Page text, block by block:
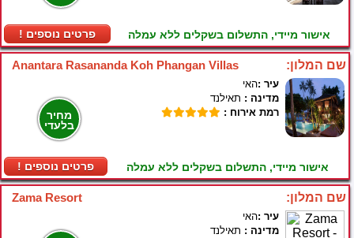
! פרטים נוספים אישור מיידי, התשלום בשקלים ללא עמלה
Anantara Rasananda Koh Phangan Villas שם המלון:
מחיר
בלעדי
! פרטים נוספים
עיר :האי
מדינה : תאילנד
רמת אירוח :
אישור מיידי, התשלום בשקלים ללא עמלה
Zama Resort שם המלון:
עיר :האי
מדינה : תאילנד